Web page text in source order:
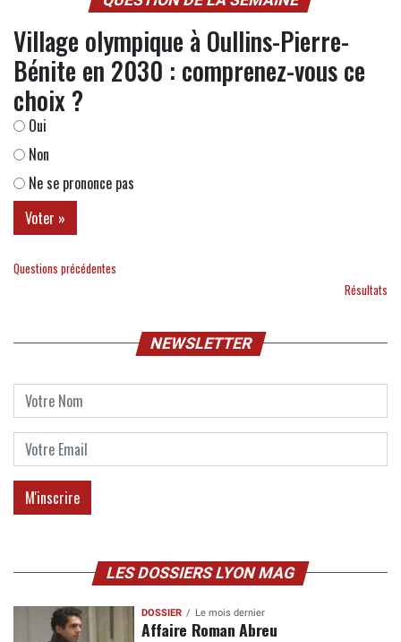
Village olympique à Oullins-Pierre-
Bénite en 2030 : comprenez-vous ce
choix ?
Oui
Non
Ne se prononce pas
Questions précédentes
Résultats
NEWSLETTER
LES DOSSIERS LYON MAG
DOSSIER Le mois dernier
Affaire Roman Abreu